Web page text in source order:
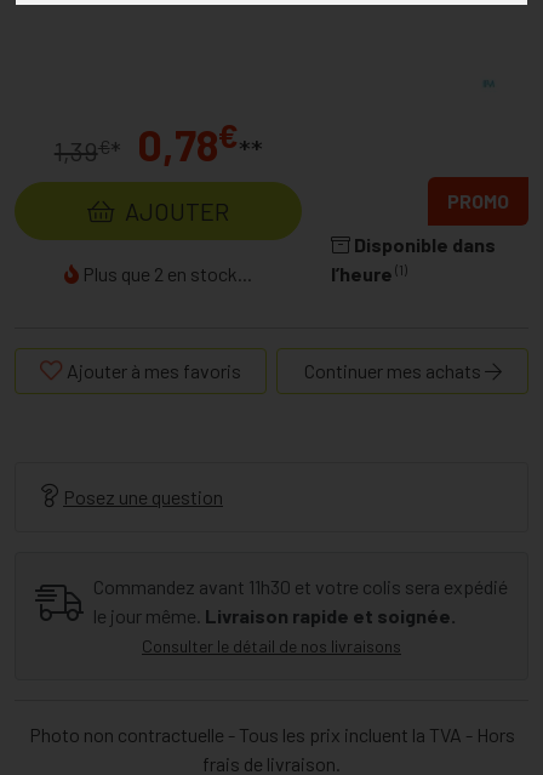
1,39€* 0,78€**
AJOUTER
Plus que 2 en stock...
PROMO
Disponible dans
l’heure (1)
Ajouter à mes favoris Continuer mes achats
Posez une question
Commandez avant 11h30 et votre colis sera expédié
le jour même. Livraison rapide et soignée.
Consulter le détail de nos livraisons
Photo non contractuelle - Tous les prix incluent la TVA - Hors
frais de livraison.